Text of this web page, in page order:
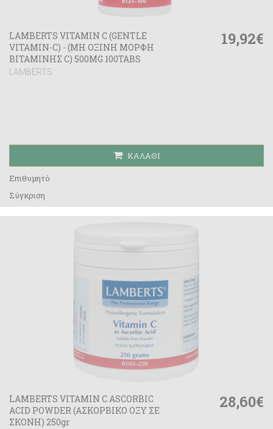
LAMBERTS VITAMIN C (GENTLE
VITAMIN-C) - (ΜΗ ΟΞΙΝΗ ΜΟΡΦΗ
ΒΙΤΑΜΙΝΗΣ C) 500MG 100TABS
LAMBERTS
19,92€
ΚΑΛΆΘΙ
Επιθυμητό
Σύγκριση
LAMBERTS VITAMIN C ASCORBIC
ACID POWDER (ΑΣΚΟΡΒΙΚΟ ΟΞΥ ΣΕ
ΣΚΟΝΗ) 250gr
28,60€